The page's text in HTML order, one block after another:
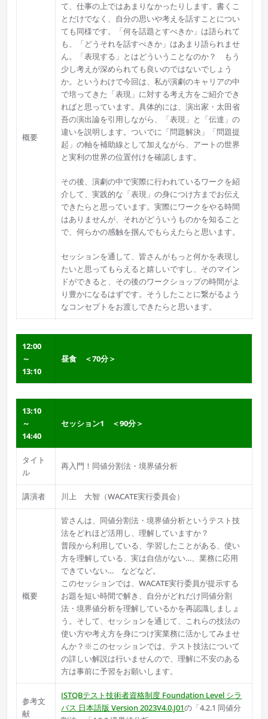
概要
て、仕事の上ではあまりなかったりします。書くこ
とだけでなく、自分の思いや考えを話すことについ
ても同様です。「何を話題とすべきか」は語られて
も、「どうそれを話すべきか」はあまり語られませ
ん。「表現する」とはどういうことなのか？ もう
少し考えが深められても良いのではないでしょう
か。というわけで今回は、私が演劇のキャリアの中
で培ってきた「表現」に対する考え方をご紹介でき
ればと思っています。具体的には、演出家・太田省
吾の演出論を引用しながら、「表現」と「伝達」の
違いを説明します。ついでに「問題解決」「問題提
起」の軸を補助線として加えながら、アートの世界
と実利の世界の位置付けを確認します。
その後、演劇の中で実際に行われているワークを紹
介して、実践的な「表現」の身につけ方までお伝え
できたらと思っています。実際にワークをやる時間
はありませんが、それがどういうものかを知ること
で、何らかの感触を掴んでもらえたらと思います。
セッションを通して、皆さんがもっと何かを表現し
たいと思ってもらえると嬉しいですし、そのマイン
ドができると、その後のワークショップの時間がよ
り豊かになるはずです。そうしたことに繋がるよう
なコンセプトをお渡しできたらと思います。
12:00
～
13:10
昼食 ＜70分＞
13:10
～
14:40
セッション1 ＜90分＞
タイト
ル
再入門！同値分割法・境界値分析
講演者 川上 大智（WACATE実行委員会）
概要
皆さんは、同値分割法・境界値分析というテスト技
法をどれほど活用し、理解していますか？
普段から利用している、学習したことがある、使い
方を理解している、実は自信がない…、業務に応用
できていない… などなど。
このセッションでは、WACATE実行委員が提示する
お題を短い時間で解き、自分がどれだけ同値分割
法・境界値分析を理解しているかを再認識しましょ
う。そして、セッションを通じて、これらの技法の
使い方や考え方を身につけ実業務に活かしてみませ
んか？※このセッションでは、テスト技法について
の詳しい解説は行いませんので、理解に不安のある
方は事前に予習をお願いします。
参考文
献
ISTQBテスト技術者資格制度 Foundation Level シラ
バス 日本語版 Version 2023V4.0.J01の「4.2.1 同値分